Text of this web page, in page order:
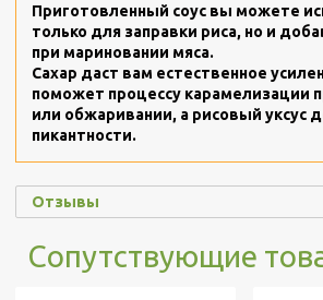
Приготовленный соус вы можете
только для заправки риса, но и
при мариновании мяса.
Сахар даст вам естественное
поможет процессу карамелизации
или обжаривании, а рисовый уксус
пикантности.
Отзывы
Сопутствующие